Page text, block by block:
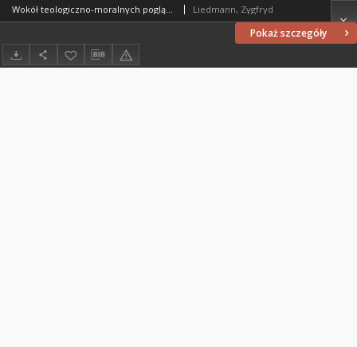
Pokaż szczegóły
Wokół teologiczno-moralnych poglądów Jürgena Moltmanna Liedmann, Zygfryd